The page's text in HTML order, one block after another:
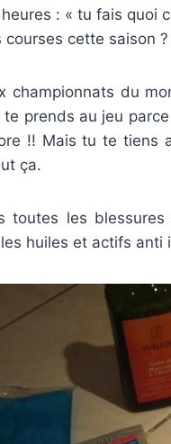
: « tu fais quoi
courses cette saison ?
championnats du
prends au jeu
!! Mais tu te tiens
ça.
toutes les
huiles et actifs anti